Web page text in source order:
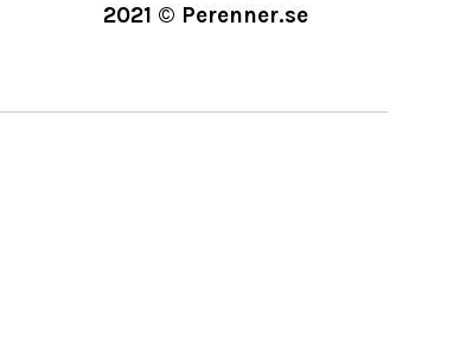
2021 © Perenner.se